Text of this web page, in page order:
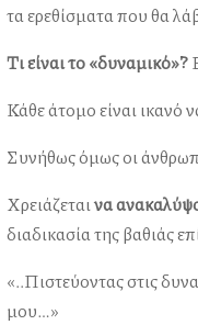
τα ερεθίσματα που θα
Τι είναι το «δυναμικό»?
Κάθε άτομο είναι ικανό
Συνήθως όμως οι
Χρειάζεταινα
διαδικασία της βαθιάς
«..Πιστεύοντας στις
μου…»